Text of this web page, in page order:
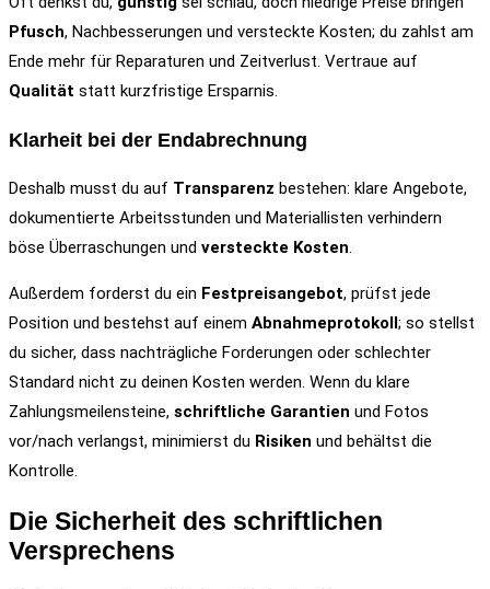
Pfusch, Nachbesserungen und versteckte Kosten; du zahlst am
Ende mehr für Reparaturen und Zeitverlust. Vertraue auf
Qualität statt kurzfristige Ersparnis.
Klarheit bei der Endabrechnung
Deshalb musst du auf Transparenz bestehen: klare Angebote,
dokumentierte Arbeitsstunden und Materiallisten verhindern
böse Überraschungen und versteckte Kosten.
Außerdem forderst du ein Festpreisangebot, prüfst jede
Position und bestehst auf einem Abnahmeprotokoll; so stellst
du sicher, dass nachträgliche Forderungen oder schlechter
Standard nicht zu deinen Kosten werden. Wenn du klare
Zahlungsmeilensteine, schriftliche Garantien und Fotos
vor/nach verlangst, minimierst du Risiken und behältst die
Kontrolle.
Die Sicherheit des schriftlichen
Versprechens